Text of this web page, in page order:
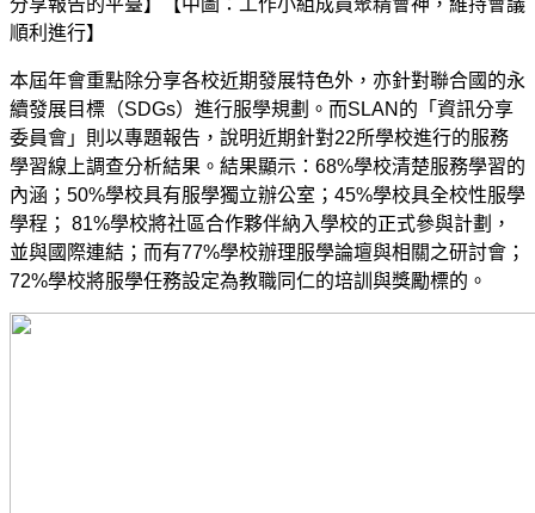
順利進行】
本屆年會重點除分享各校近期發展特色外，亦針對聯合國的永
續發展目標（SDGs）進行服學規劃。而SLAN的「資訊分享
委員會」則以專題報告，說明近期針對22所學校進行的服務
學習線上調查分析結果。結果顯示：68%學校清楚服務學習的
內涵；50%學校具有服學獨立辦公室；45%學校具全校性服學
學程； 81%學校將社區合作夥伴納入學校的正式參與計劃，
並與國際連結；而有77%學校辦理服學論壇與相關之研討會；
72%學校將服學任務設定為教職同仁的培訓與獎勵標的。